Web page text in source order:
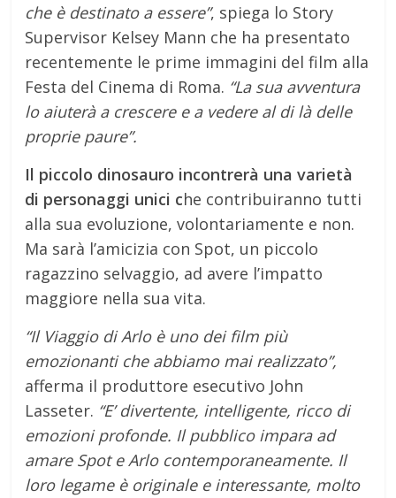
che è destinato a essere”, spiega lo Story
Supervisor Kelsey Mann che ha presentato
recentemente le prime immagini del film alla
Festa del Cinema di Roma. “La sua avventura
lo aiuterà a crescere e a vedere al di là delle
proprie paure”.
Il piccolo dinosauro incontrerà una varietà
di personaggi unici che contribuiranno tutti
alla sua evoluzione, volontariamente e non.
Ma sarà l’amicizia con Spot, un piccolo
ragazzino selvaggio, ad avere l’impatto
maggiore nella sua vita.
“Il Viaggio di Arlo è uno dei film più
emozionanti che abbiamo mai realizzato”,
afferma il produttore esecutivo John
Lasseter. “E’ divertente, intelligente, ricco di
emozioni profonde. Il pubblico impara ad
amare Spot e Arlo contemporaneamente. Il
loro legame è originale e interessante, molto